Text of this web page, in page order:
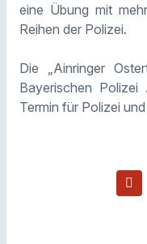
eine Übung mit
Reihen der Polizei.
Die „Ainringer
Bayerischen
Termin für Polizei